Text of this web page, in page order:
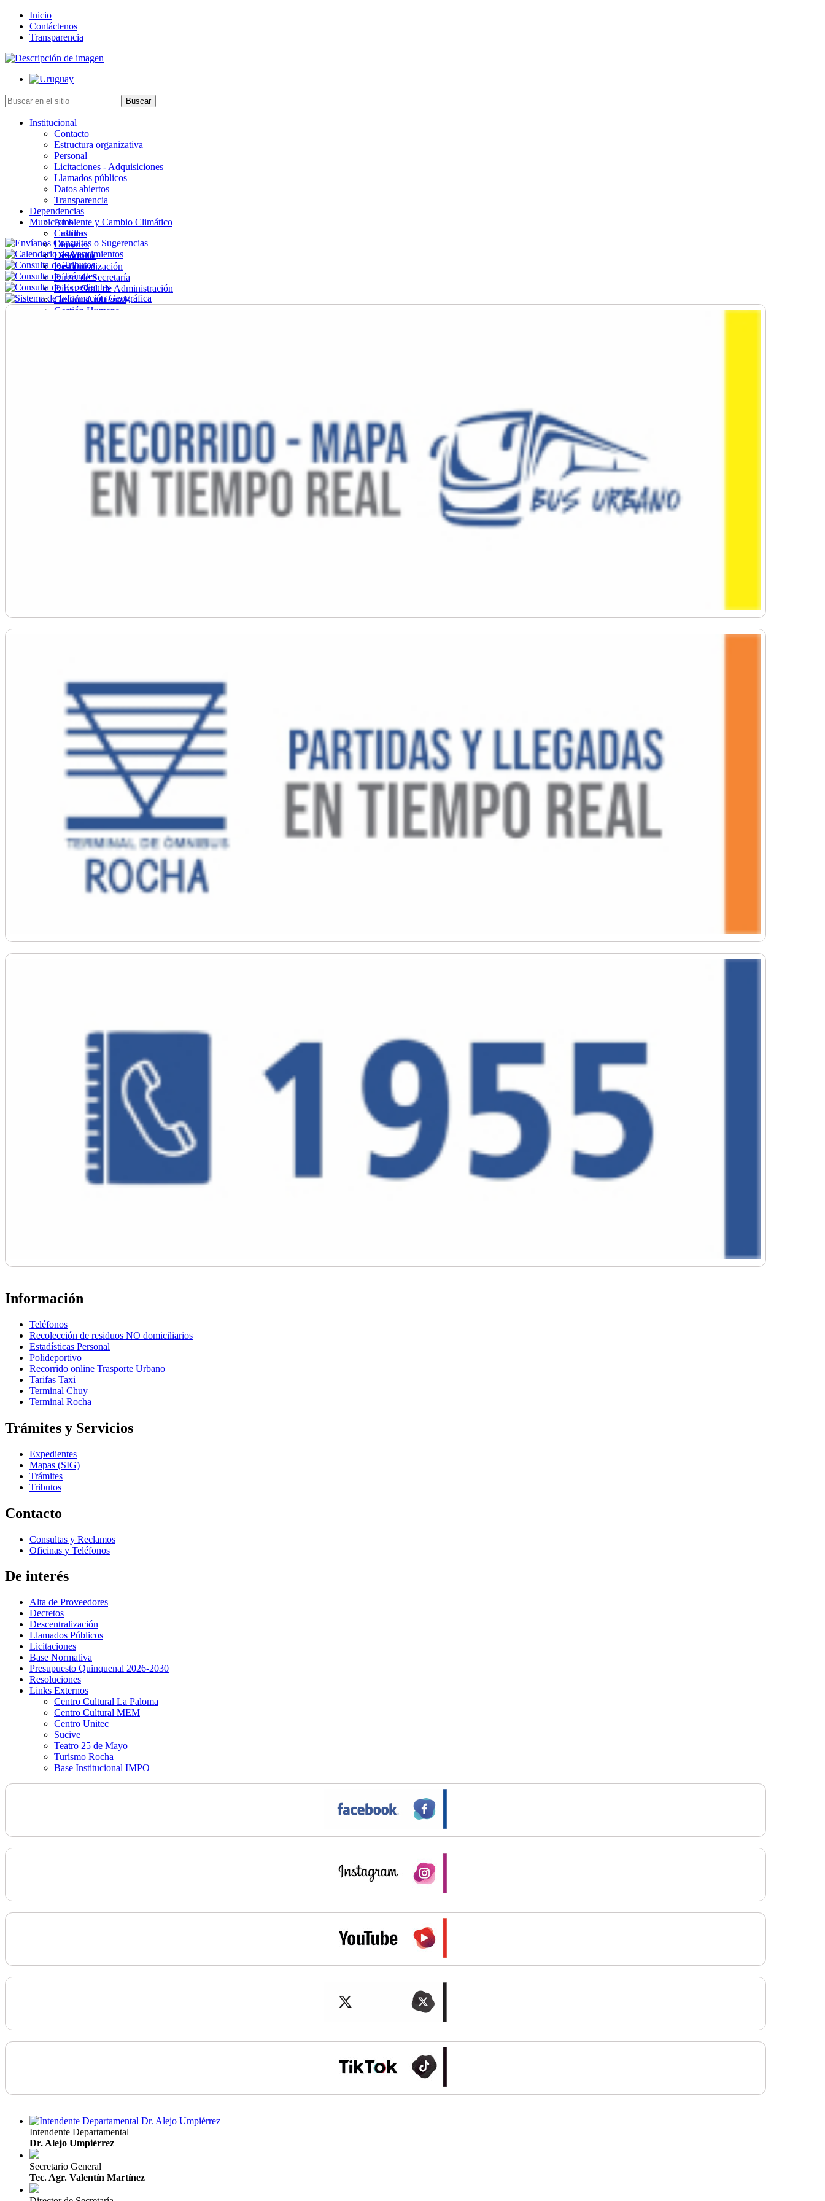
Inicio
Contáctenos
Transparencia
Institucional
Contacto
Estructura organizativa
Personal
Licitaciones - Adquisiciones
Llamados públicos
Datos abiertos
Transparencia
Dependencias
Ambiente y Cambio Climático
Cultura
Deportes
Desarrollo
Descentralización
Direc. de Secretaría
Direc. Gral. de Administración
Gestión Ambiental
Gestión Humana
Municipios
Castillos
Chuy
La Paloma
Lascano
Información
Teléfonos
Recolección de residuos NO domiciliarios
Estadísticas Personal
Polideportivo
Recorrido online Trasporte Urbano
Tarifas Taxi
Terminal Chuy
Terminal Rocha
Trámites y Servicios
Expedientes
Mapas (SIG)
Trámites
Tributos
Contacto
Consultas y Reclamos
Oficinas y Teléfonos
De interés
Alta de Proveedores
Decretos
Descentralización
Llamados Públicos
Licitaciones
Base Normativa
Presupuesto Quinquenal 2026-2030
Resoluciones
Links Externos
Centro Cultural La Paloma
Centro Cultural MEM
Centro Unitec
Sucive
Teatro 25 de Mayo
Turismo Rocha
Base Institucional IMPO
Intendente Departamental
Dr. Alejo Umpiérrez
Secretario General
Tec. Agr. Valentín Martínez